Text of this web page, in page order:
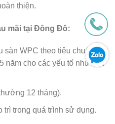
thiện.
mãi tại Đông Đô:
sàn WPC theo tiêu chuẩn
năm cho các yếu tố như mối
12 tháng).
trì trong quá trình sử dụng.